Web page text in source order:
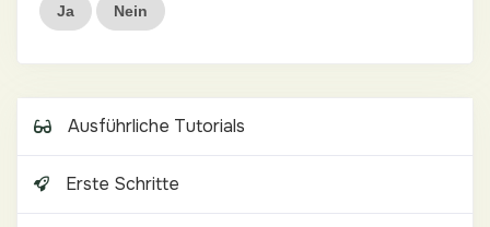
Ja Nein
Ausführliche Tutorials
Erste Schritte